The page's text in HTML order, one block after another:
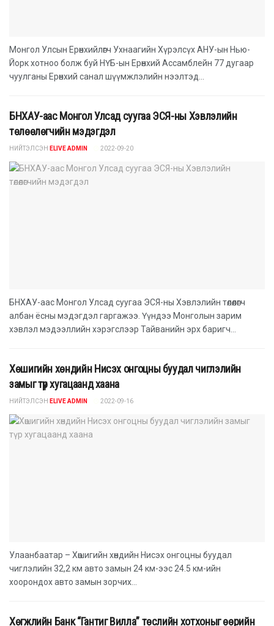
Монгол Улсын Ерөнхийлөгч Ухнаагийн Хүрэлсүх АНУ-ын Нью-
Йорк хотноо болж буй НҮБ-ын Ерөнхий Ассамблейн 77 дугаар
чуулганы Ерөнхий санал шүүмжлэлийн нээлтэд...
БНХАУ-аас Монгол Улсад суугаа ЭСЯ-ны Хэвлэлийн
төлөөлөгчийн мэдэгдэл
НИЙТЭЛСЭН ELIVE ADMIN 2022-09-20
БНХАУ-аас Монгол Улсад суугаа ЭСЯ-ны Хэвлэлийн төлөөлөгч
албан ёсны мэдэгдэл гаргажээ. Үүндээ Монголын зарим
хэвлэл мэдээллийн хэрэгслээр Тайванийн эрх баригч...
Хөшигийн хөндийн Нисэх онгоцны буудал чиглэлийн
замыг түр хугацаанд хаана
НИЙТЭЛСЭН ELIVE ADMIN 2022-09-16
Улаанбаатар – Хөшигийн хөндийн Нисэх онгоцны буудал
чиглэлийн 32,2 км авто замын 24 км-ээс 24.5 км-ийн
хоорондох авто замын зорчих...
Хөгжлийн Банк “Гантиг Вилла” төслийн хотхоныг өөрийн